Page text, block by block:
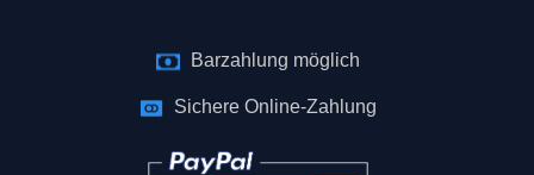
Barzahlung möglich
Sichere Online-Zahlung